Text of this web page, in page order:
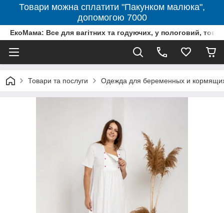
Товари можна сплатити "Пакунком малюка",
допомогою 7000
ЕкоМама: Все для вагітних та годуючих, у пологовий,
Товари та послуги Одежда для беременных и